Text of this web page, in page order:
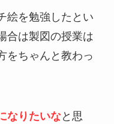
絵を勉強したとい
合は製図の授業は
をちゃんと教わっ
なりたいなと思